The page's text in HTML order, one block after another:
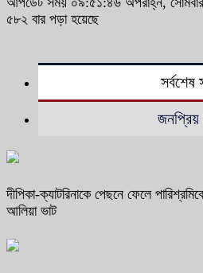
৫৮২ বার পড়া হয়েছে
সর্বশেষ
জনপ্রিয়
দীপিকা-ক্যাটরিনাকে পেছনে ফেলে
আলিয়া ভাট